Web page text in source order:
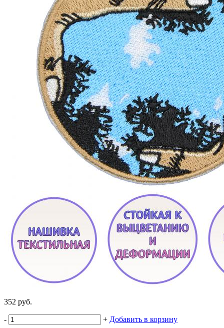
352 руб.
- + Добавить в корзину